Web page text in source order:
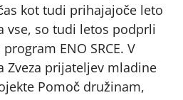
kot tudi prihajajoče leto
vse, so tudi letos podprli
ENO SRCE. V
Zveza prijateljev mladine
Pomoč družinam,